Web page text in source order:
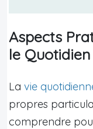
Aspects
le
La vie
propres
comprendre